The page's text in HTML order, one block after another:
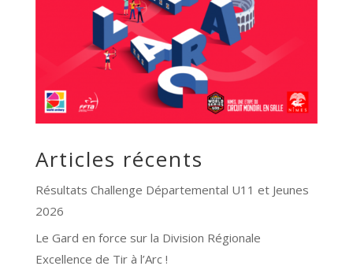
Articles récents
Résultats Challenge Départemental U11 et Jeunes
2026
Le Gard en force sur la Division Régionale
Excellence de Tir à l’Arc !